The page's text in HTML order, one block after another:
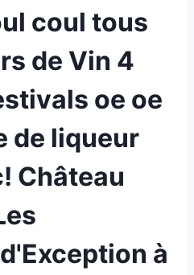
coul tous
de Vin 4
oe oe
de liqueur
Château
à